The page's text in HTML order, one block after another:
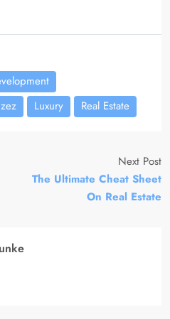
Luxury Real Estate
Next Post
The Ultimate Cheat Sheet
On Real Estate